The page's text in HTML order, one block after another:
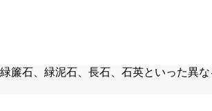
簾石、緑泥石、長石、石英といった異